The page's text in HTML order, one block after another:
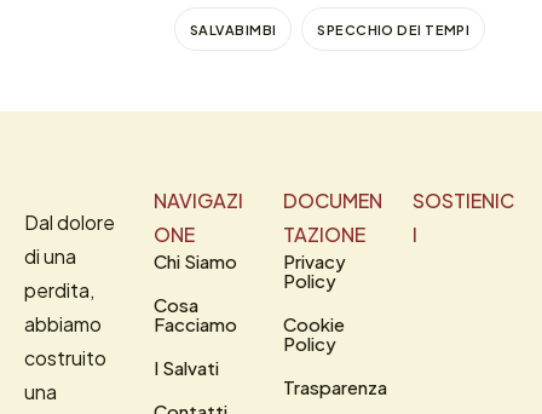
SALVABIMBI SPECCHIO DEI TEMPI
Dal dolore
di una
perdita,
abbiamo
costruito
una
NAVIGAZI
ONE
Chi Siamo
Cosa
Facciamo
I Salvati
DOCUMEN
TAZIONE
Privacy
Policy
Cookie
Policy
Trasparenza
SOSTIENIC
I